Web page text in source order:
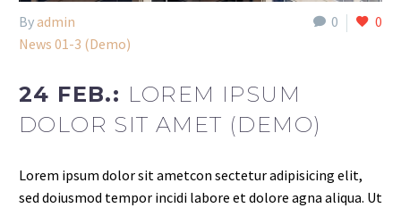
0 0
Byadmin
News 01-3 (Demo)
24 FEB.: LOREM IPSUM
DOLOR SIT AMET (DEMO)
Lorem ipsum dolor sit ametcon sectetur adipisicing elit,
sed doiusmod tempor incidi labore et dolore agna aliqua. Ut